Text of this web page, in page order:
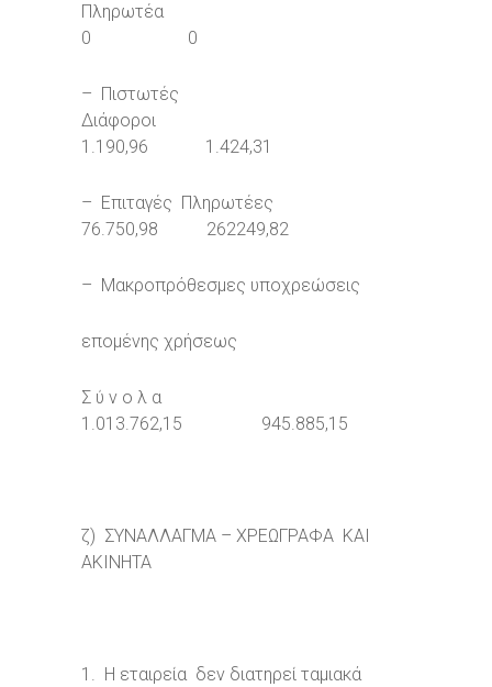
Πληρωτέα
0 0
– Πιστωτές
Διάφοροι
1.190,96 1.424,31
– Επιταγές Πληρωτέες
76.750,98 262249,82
– Μακροπρόθεσμες υποχρεώσεις
επομένης χρήσεως
Σ ύ ν ο λ α
1.013.762,15 945.885,15
ζ) ΣΥΝΑΛΛΑΓΜΑ – ΧΡΕΩΓΡΑΦΑ ΚΑΙ
ΑΚΙΝΗΤΑ
1. Η εταιρεία δεν διατηρεί ταμιακά